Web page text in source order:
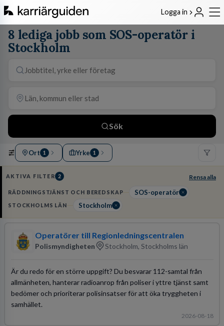
Logga in
8 lediga jobb som SOS-operatör i
Stockholm
Sök
Ort 1 Yrke 1
AKTIVA FILTER 2 Rensa alla
RÄDDNINGSTJÄNST OCH BEREDSKAP SOS-operatör
STOCKHOLMS LÄN Stockholm
Operatörer till Regionledningscentralen
Polismyndigheten Stockholm, Stockholms län
Är du redo för en större uppgift? Du besvarar 112-samtal från
allmänheten, hanterar radioanrop från poliser i yttre tjänst samt
bedömer och prioriterar polisinsatser för att öka tryggheten i
samhället.
2026-08-18